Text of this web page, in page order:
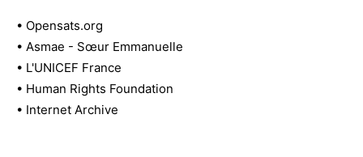
• Opensats.org
• Asmae - Sœur Emmanuelle
• L'UNICEF France
• Human Rights Foundation
• Internet Archive